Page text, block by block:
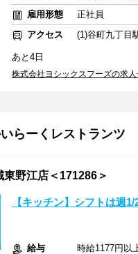
雇用形態
正社員
アクセス
(1)谷町九丁
あと4日
株式会社ヨシックスフーズの求
らーくレストランツ
野江店＜171286＞
【キッチン】シフトは週
給与
時給1177円以